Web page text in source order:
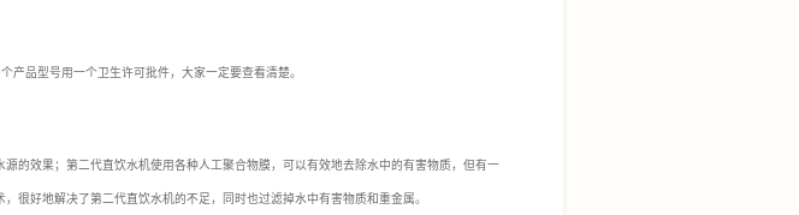
产品型号用一个卫生许可批件，大家一定要查看清楚。
的效果；第二代直饮水机使用各种人工聚合物膜，可以有效地去除水中的有害物质，但有一
很好地解决了第二代直饮水机的不足，同时也过滤掉水中有害物质和重金属。